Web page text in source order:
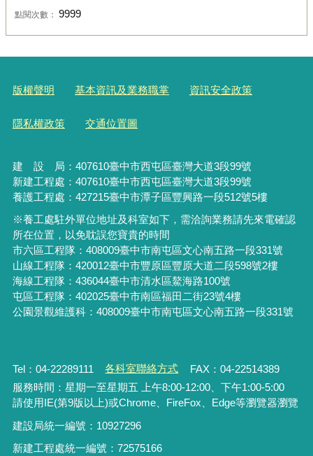
點閱次數： 9999
版權聲明 基本資訊及業務職掌 資訊安全政策
隱私權政策 交通位置圖
建 設 局： 407610臺中市西屯區臺灣大道3段99號
新建工程處：407610臺中市西屯區臺灣大道3段99號
養護工程處：427215臺中市潭子區豐興路一段512號5樓
※養工處駐外單位地址及科室如下，需洽詢業務請先來電確認
所在位置，以免耽誤您寶貴的時間
市六區工程隊：408009臺中市南屯區文心南五路一段331號
山線工程隊：420012臺中市豐原區豐原大道二段598號2樓
海線工程隊：436044臺中市清水區鰲海路100號
屯區工程隊：402025臺中市南區福田二街23號4樓
公園景觀維護科：408009臺中市南屯區文心南五路一段331號
Tel：04-22289111 各科室聯絡方式
FAX：04-22514389
服務時間：星期一至星期五 上午8:00-12:00、下午1:00-5:00
請使用IE(第9版以上)或Chrome、FireFox、Edge等瀏覽器瀏覽
建設局統一編號：10927296
新建工程處統一編號 ： 72575166